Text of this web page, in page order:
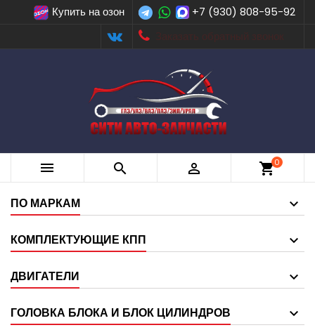
Купить на озон
+7 (930) 808-95-92
Заказать обратный звонок
   shopping_cart0
ПО МАРКАМ
КОМПЛЕКТУЮЩИЕ КПП
ДВИГАТЕЛИ
ГОЛОВКА БЛОКА И БЛОК ЦИЛИНДРОВ